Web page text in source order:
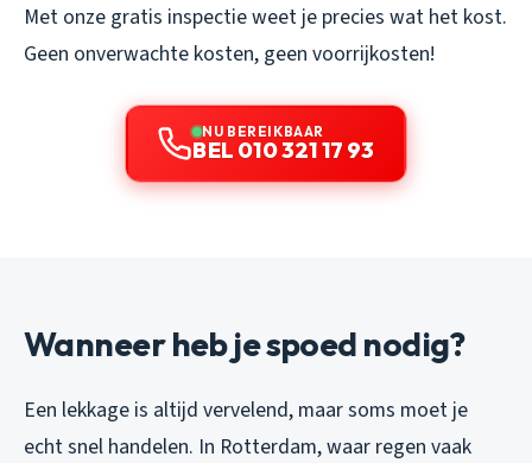
Met onze gratis inspectie weet je precies wat het kost.
Geen onverwachte kosten, geen voorrijkosten!
NU BEREIKBAAR
BEL 010 321 17 93
Wanneer heb je spoed nodig?
Een lekkage is altijd vervelend, maar soms moet je
echt snel handelen. In Rotterdam, waar regen vaak